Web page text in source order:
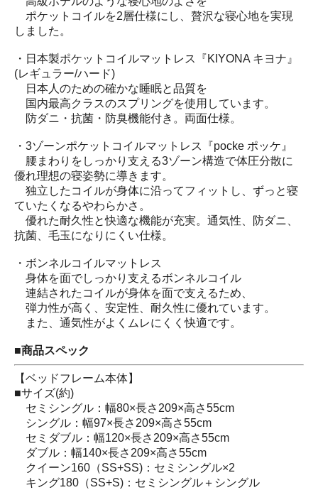
ポケットコイルを2層仕様にし、贅沢な寝心地を実現
しました。
・日本製ポケットコイルマットレス『KIYONA キヨナ』
(レギュラー/ハード)
日本人のための確かな睡眠と品質を
国内最高クラスのスプリングを使用しています。
防ダニ・抗菌・防臭機能付き。両面仕様。
・3ゾーンポケットコイルマットレス『pocke ポッケ』
腰まわりをしっかり支える3ゾーン構造で体圧分散に
優れ理想の寝姿勢に導きます。
独立したコイルが身体に沿ってフィットし、ずっと寝
ていたくなるやわらかさ。
優れた耐久性と快適な機能が充実。通気性、防ダニ、
抗菌、毛玉になりにくい仕様。
・ボンネルコイルマットレス
身体を面でしっかり支えるボンネルコイル
連結されたコイルが身体を面で支えるため、
弾力性が高く、安定性、耐久性に優れています。
また、通気性がよくムレにくく快適です。
■商品スペック
【ベッドフレーム本体】
■サイズ(約)
セミシングル：幅80×長さ209×高さ55cm
シングル：幅97×長さ209×高さ55cm
セミダブル：幅120×長さ209×高さ55cm
ダブル：幅140×長さ209×高さ55cm
クイーン160（SS+SS)：セミシングル×2
キング180（SS+S)：セミシングル＋シングル